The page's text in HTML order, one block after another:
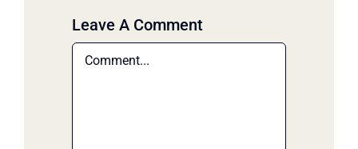
Leave A Comment
Comment